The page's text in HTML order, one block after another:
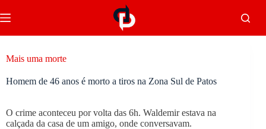
Mais uma morte
Homem de 46 anos é morto a tiros na Zona Sul de Patos
O crime aconteceu por volta das 6h. Waldemir estava na
calçada da casa de um amigo, onde conversavam.